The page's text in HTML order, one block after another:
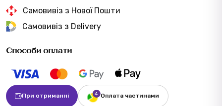
Самовивіз з Нової Пошти
Самовивіз з Delivery
Способи оплати
При отриманні Оплата частинами